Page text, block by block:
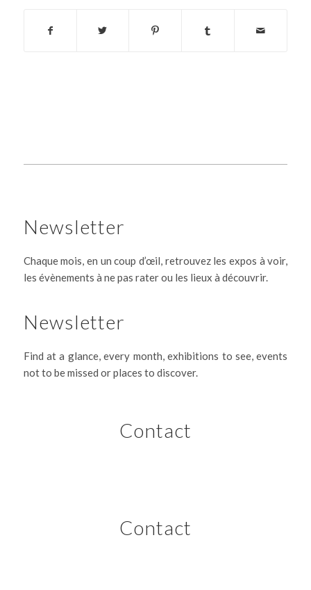
Newsletter
Chaque mois, en un coup d’œil, retrouvez les expos à voir,
les évènements à ne pas rater ou les lieux à découvrir.
Newsletter
Find at a glance, every month, exhibitions to see, events
not to be missed or places to discover.
Contact
Contact